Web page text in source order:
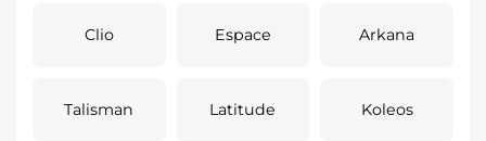
Clio Espace Arkana
Talisman Latitude Koleos